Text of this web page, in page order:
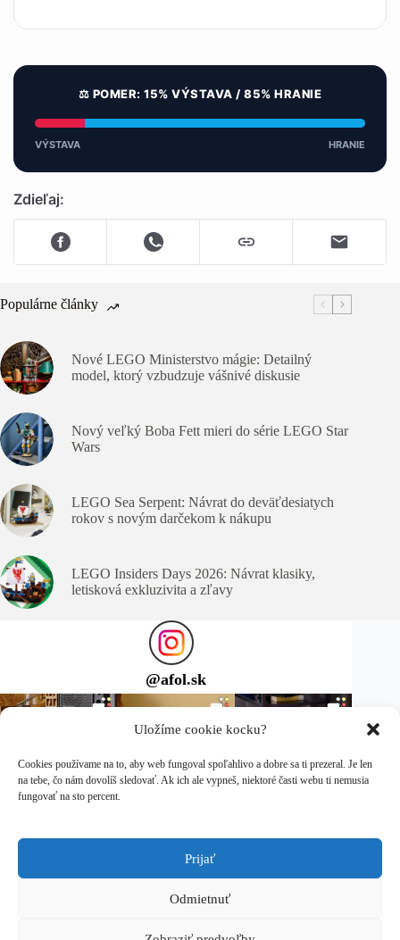
Uložíme cookie kocku?
Cookies používame na to, aby web fungoval spoľahlivo a dobre sa ti prezeral. Je len
na tebe, čo nám dovolíš sledovať. Ak ich ale vypneš, niektoré časti webu ti nemusia
fungovať na sto percent.
Prijať
Odmietnuť
⚖️ POMER: 15% VÝSTAVA / 85% HRANIE
VÝSTAVA HRANIE
Zdieľaj:
Populárne články
Nové LEGO Ministerstvo mágie: Detailný
model, ktorý vzbudzuje vášnivé diskusie
Nový veľký Boba Fett mieri do série LEGO Star
Wars
LEGO Sea Serpent: Návrat do deväťdesiatych
rokov s novým darčekom k nákupu
LEGO Insiders Days 2026: Návrat klasiky,
letisková exkluzivita a zľavy
@afol.sk
Sleduj ma na Instagrame